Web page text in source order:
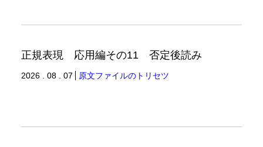
正規表現 応用編その11 否定後読み
2026 . 08 . 07 原文ファイルのトリセツ